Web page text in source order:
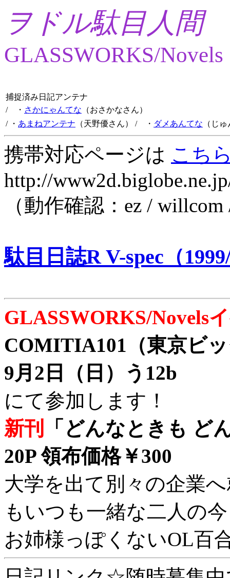
ヲドル駄目人間
GLASSWORKS/Novels
捕捉済み日記アンテナ
/ ・ さかにゃんてな （おさかなさん）
/ ・ あまねアンテナ （天野優さん） / ・ ダメあんてな （じ
携帯対応ページは こち
http://
（動作確認：ez /
駄目日誌R V-spec（
GLASSWORKS/Novels
COMITIA101（東京ビ
9月2日（日）う12b
にて参加します！
新刊
「どんなときも ど
20P 領布価格￥300
大学を出て別々の企業
もいつも一緒な二人の
お姉様っぽくないOL百